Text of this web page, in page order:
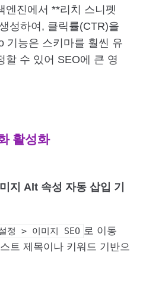
엔진에서 **리치 스니펫
성하여, 클릭률(CTR)을
기능은 스키마를 훨씬 유
할 수 있어 SEO에 큰 영
활성화
지 Alt 속성 자동 삽입 기
정 > 이미지 SEO 로 이동
트 제목이나 키워드 기반으